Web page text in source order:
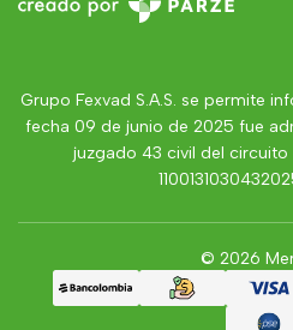
Grupo Fexvad S.A.S. se permite
fecha 09 de junio de 2025 fue
juzgado 43 civil del
© 2026